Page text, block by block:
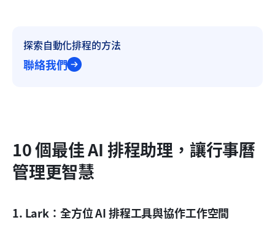
探索自動化排程的方法
聯絡我們
10 個最佳 AI 排程助理，讓行事曆
管理更智慧
1. Lark：全方位 AI 排程工具與協作工作空間